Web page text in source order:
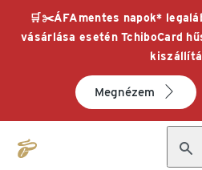
🛒✂️ÁFAmentes napok*
vásárlása esetén TchiboCard
Megnézem